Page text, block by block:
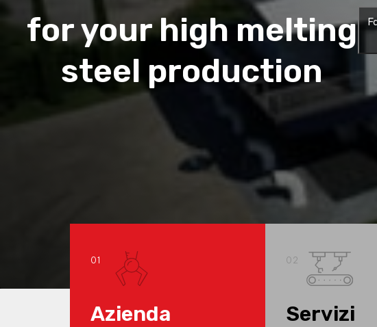
for your high melting
steel production
01
Azienda
02
Servizi